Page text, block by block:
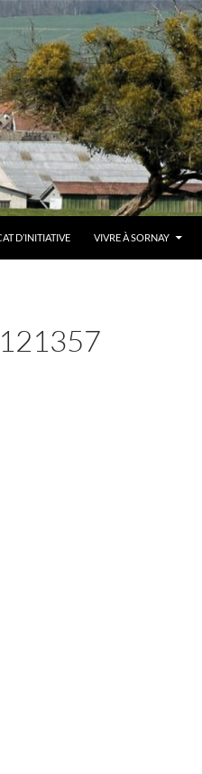
D’INITIATIVE VIVRE À SORNAY